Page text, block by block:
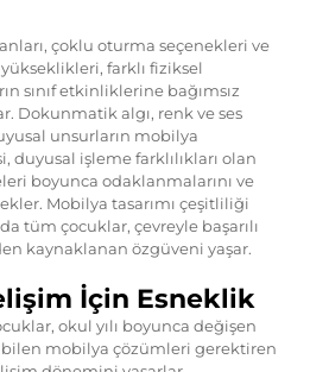
çoklu oturma seçenekleri ve
farklı fiziksel
sınıf etkinliklerine bağımsız
Dokunmatik algı, renk ve ses
unsurların mobilya
duyusal işleme farklılıkları olan
boyunca odaklanmalarını ve
Mobilya tasarımı çeşitliliği
tüm çocuklar, çevreyle başarılı
kaynaklanan özgüveni yaşar.
İçin Esneklik
okul yılı boyunca değişen
mobilya çözümleri gerektiren